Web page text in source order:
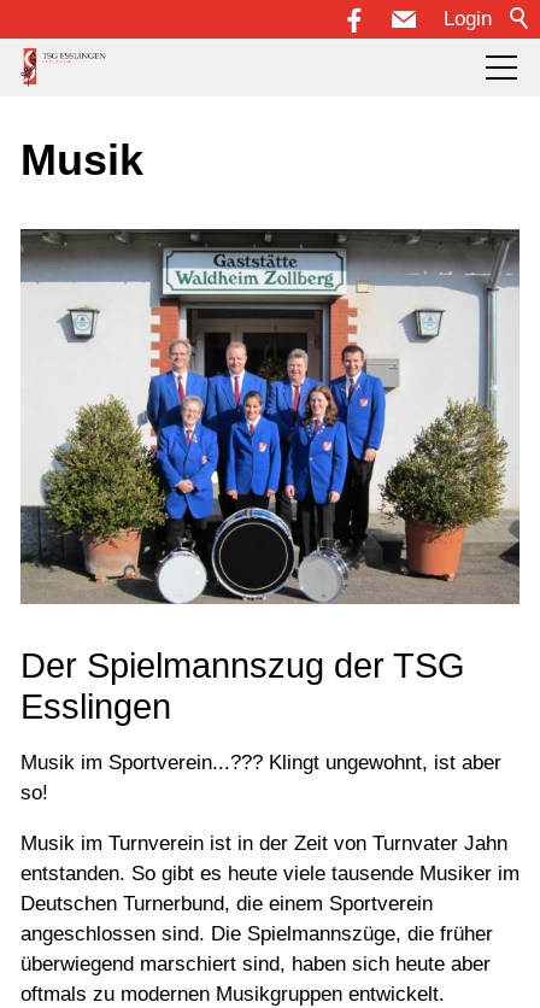
Login
Über uns
Abteilungen
Fußball
Handball
KiPS - Kinderprojekt Sport
Musik
Schach
Tanzen
Tennis
Turn- & Leichtathletik
Speziell für
Veranstaltungen
Downloadcenter
Musik
Der Spielmannszug der TSG
Esslingen
Musik im Sportverein...??? Klingt ungewohnt, ist aber
so!
Musik im Turnverein ist in der Zeit von Turnvater Jahn
entstanden. So gibt es heute viele tausende Musiker im
Deutschen Turnerbund, die einem Sportverein
angeschlossen sind. Die Spielmannszüge, die früher
überwiegend marschiert sind, haben sich heute aber
oftmals zu modernen Musikgruppen entwickelt.